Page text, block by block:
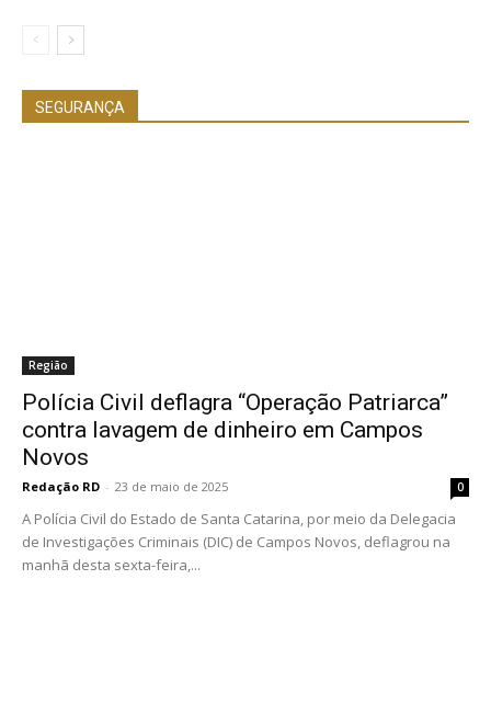
SEGURANÇA
Região
Polícia Civil deflagra “Operação Patriarca”
contra lavagem de dinheiro em Campos
Novos
Redação RD - 23 de maio de 2025 0
A Polícia Civil do Estado de Santa Catarina, por meio da Delegacia
de Investigações Criminais (DIC) de Campos Novos, deflagrou na
manhã desta sexta-feira,...